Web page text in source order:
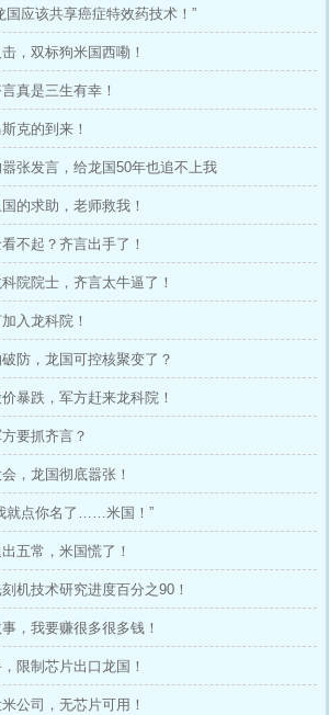
国应该共享癌症特效药技术！”
，双标狗米国西嘞！
真是三生有幸！
克的到来！
张发言，给龙国50年也追不上我
的求助，老师救我！
不起？齐言出手了！
院院士，齐言太牛逼了！
入龙科院！
防，龙国可控核聚变了？
暴跌，军方赶来龙科院！
要抓齐言？
，龙国彻底嚣张！
就点你名了……米国！”
五常，米国慌了！
机技术研究进度百分之90！
，我要赚很多很多钱！
限制芯片出口龙国！
公司，无芯片可用！